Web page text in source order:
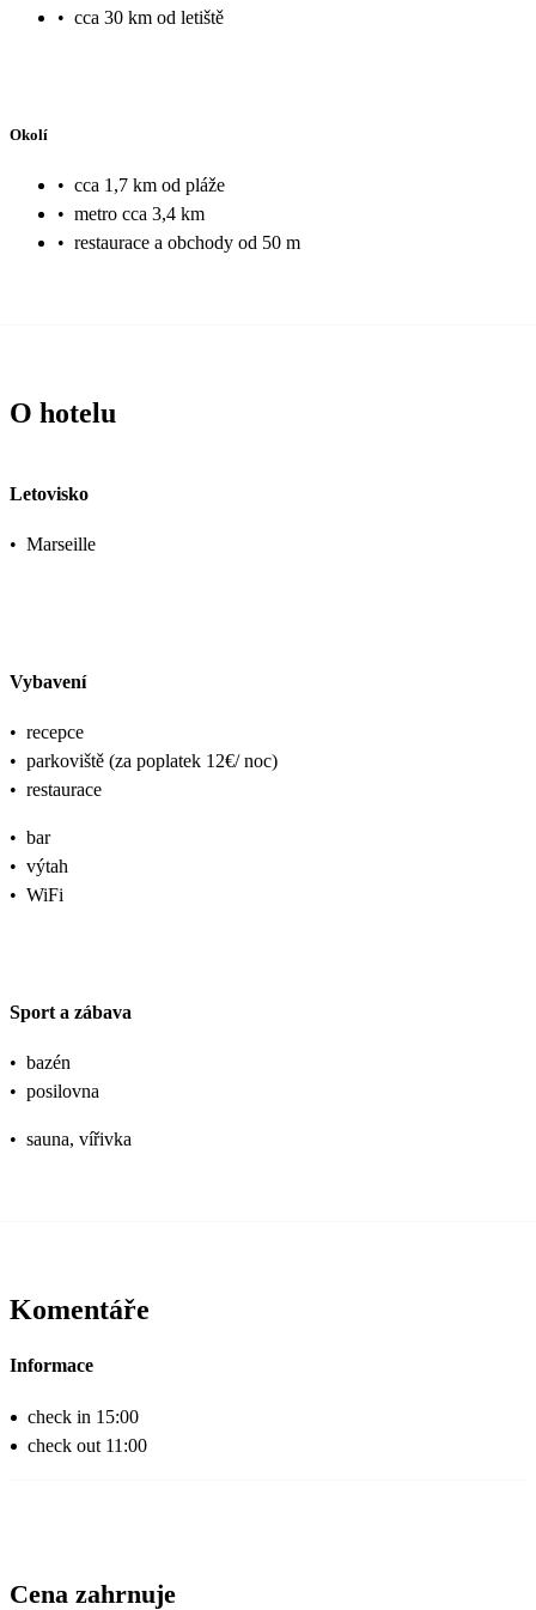
• cca 30 km od letiště
Okolí
• cca 1,7 km od pláže
• metro cca 3,4 km
• restaurace a obchody od 50 m
O hotelu
Letovisko
• Marseille
Vybavení
• recepce
• parkoviště (za poplatek 12€/ noc)
• restaurace
• bar
• výtah
• WiFi
Sport a zábava
• bazén
• posilovna
• sauna, vířivka
Komentáře
Informace
check in 15:00
check out 11:00
Cena zahrnuje